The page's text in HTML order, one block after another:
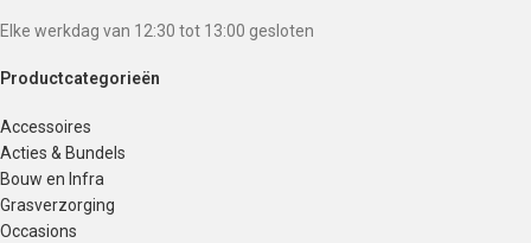
Elke werkdag van 12:30 tot 13:00 gesloten
Productcategorieën
Accessoires
Acties & Bundels
Bouw en Infra
Grasverzorging
Occasions